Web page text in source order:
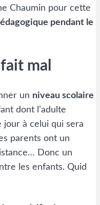
Chaumin pour cette
pendant le
mal
un niveau scolaire
dont l’adulte
à celui qui sera
parents ont un
Donc un
les enfants. Quid